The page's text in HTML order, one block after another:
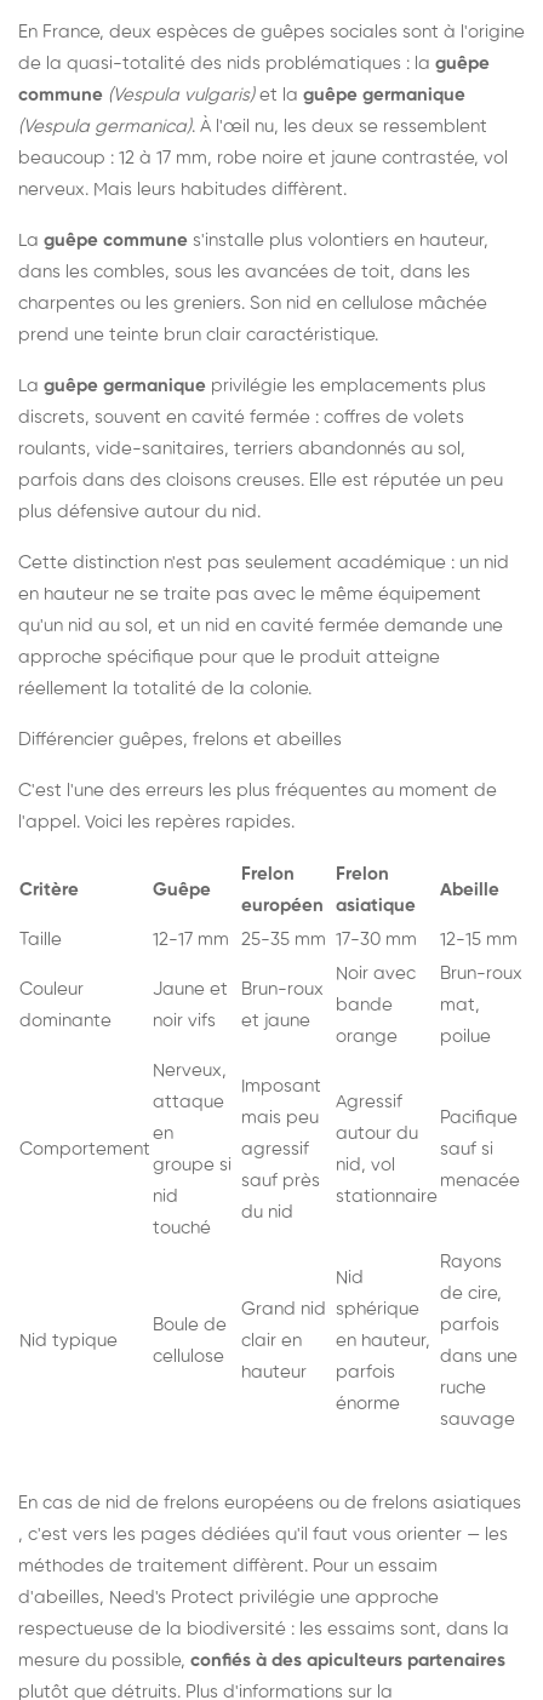
En France, deux espèces de guêpes sociales sont à l'origine
de la quasi-totalité des nids problématiques : la guêpe
commune (Vespula vulgaris)et la guêpe germanique
(Vespula germanica). À l'œil nu, les deux se ressemblent
beaucoup : 12 à 17 mm, robe noire et jaune contrastée, vol
nerveux. Mais leurs habitudes diffèrent.
La guêpe commune s'installe plus volontiers en hauteur,
dans les combles, sous les avancées de toit, dans les
charpentes ou les greniers. Son nid en cellulose mâchée
prend une teinte brun clair caractéristique.
La guêpe germanique privilégie les emplacements plus
discrets, souvent en cavité fermée : coffres de volets
roulants, vide-sanitaires, terriers abandonnés au sol,
parfois dans des cloisons creuses. Elle est réputée un peu
plus défensive autour du nid.
Cette distinction n'est pas seulement académique : un nid
en hauteur ne se traite pas avec le même équipement
qu'un nid au sol, et un nid en cavité fermée demande une
approche spécifique pour que le produit atteigne
réellement la totalité de la colonie.
Différencier guêpes, frelons et abeilles
C'est l'une des erreurs les plus fréquentes au moment de
l'appel. Voici les repères rapides.
Critère Guêpe
Frelon
européen
Frelon
asiatique
Abeille
Taille 12-17 mm 25-35 mm 17-30 mm 12-15 mm
Couleur
dominante
Jaune et
noir vifs
Brun-roux
et jaune
Noir avec
bande
orange
Brun-roux
mat,
poilue
Comportement
Nerveux,
attaque
en
groupe si
nid
touché
Imposant
mais peu
agressif
sauf près
du nid
Agressif
autour du
nid, vol
stationnaire
Pacifique
sauf si
menacée
Nid typique
Boule de
cellulose
Grand nid
clair en
hauteur
Nid
sphérique
en hauteur,
parfois
énorme
Rayons
de cire,
parfois
dans une
ruche
sauvage
En cas de nid de frelons européens ou de frelons asiatiques
, c'est vers les pages dédiées qu'il faut vous orienter — les
méthodes de traitement diffèrent. Pour un essaim
d'abeilles, Need's Protect privilégie une approche
respectueuse de la biodiversité : les essaims sont, dans la
mesure du possible, confiés à des apiculteurs partenaires
plutôt que détruits. Plus d'informations sur la